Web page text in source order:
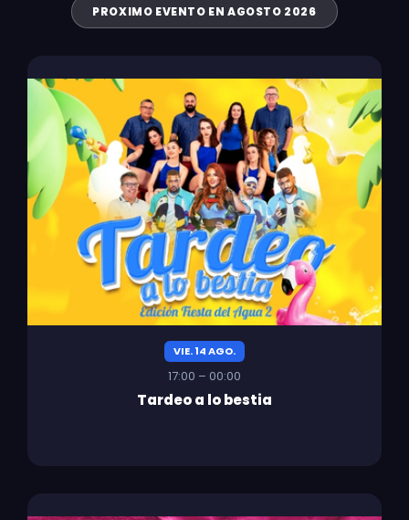
PROXIMO EVENTO EN AGOSTO 2026
VIE. 14 AGO.
17:00 – 00:00
Tardeo a lo bestia